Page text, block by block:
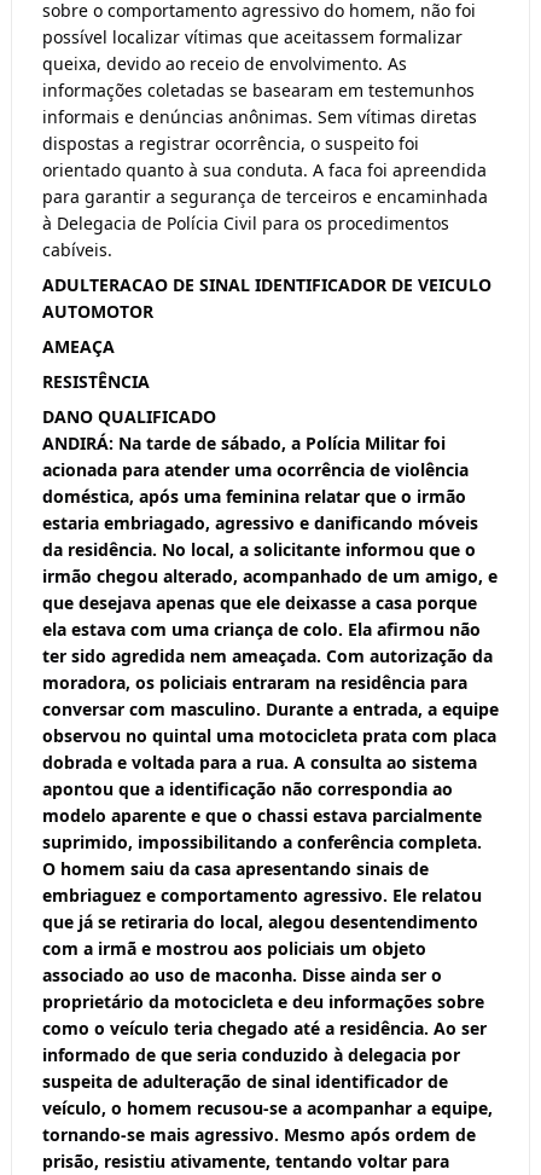
sobre o comportamento agressivo do homem, não foi
possível localizar vítimas que aceitassem formalizar
queixa, devido ao receio de envolvimento. As
informações coletadas se basearam em testemunhos
informais e denúncias anônimas. Sem vítimas diretas
dispostas a registrar ocorrência, o suspeito foi
orientado quanto à sua conduta. A faca foi apreendida
para garantir a segurança de terceiros e encaminhada
à Delegacia de Polícia Civil para os procedimentos
cabíveis.
ADULTERACAO DE SINAL IDENTIFICADOR DE VEICULO
AUTOMOTOR
AMEAÇA
RESISTÊNCIA
DANO QUALIFICADO
ANDIRÁ: Na tarde de sábado, a Polícia Militar foi
acionada para atender uma ocorrência de violência
doméstica, após uma feminina relatar que o irmão
estaria embriagado, agressivo e danificando móveis
da residência. No local, a solicitante informou que o
irmão chegou alterado, acompanhado de um amigo, e
que desejava apenas que ele deixasse a casa porque
ela estava com uma criança de colo. Ela afirmou não
ter sido agredida nem ameaçada. Com autorização da
moradora, os policiais entraram na residência para
conversar com masculino. Durante a entrada, a equipe
observou no quintal uma motocicleta prata com placa
dobrada e voltada para a rua. A consulta ao sistema
apontou que a identificação não correspondia ao
modelo aparente e que o chassi estava parcialmente
suprimido, impossibilitando a conferência completa.
O homem saiu da casa apresentando sinais de
embriaguez e comportamento agressivo. Ele relatou
que já se retiraria do local, alegou desentendimento
com a irmã e mostrou aos policiais um objeto
associado ao uso de maconha. Disse ainda ser o
proprietário da motocicleta e deu informações sobre
como o veículo teria chegado até a residência. Ao ser
informado de que seria conduzido à delegacia por
suspeita de adulteração de sinal identificador de
veículo, o homem recusou-se a acompanhar a equipe,
tornando-se mais agressivo. Mesmo após ordem de
prisão, resistiu ativamente, tentando voltar para